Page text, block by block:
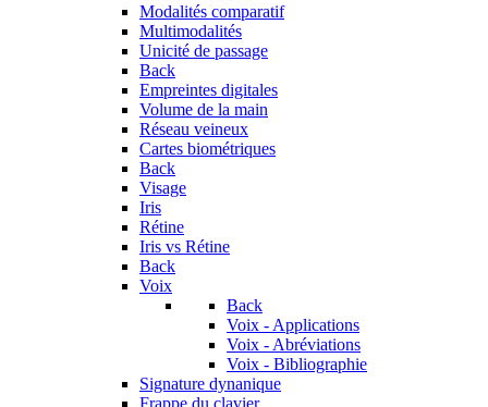
Modalités comparatif
Multimodalités
Unicité de passage
Back
Empreintes digitales
Volume de la main
Réseau veineux
Cartes biométriques
Back
Visage
Iris
Rétine
Iris vs Rétine
Back
Voix
Back
Voix - Applications
Voix - Abréviations
Voix - Bibliographie
Signature dynanique
Frappe du clavier